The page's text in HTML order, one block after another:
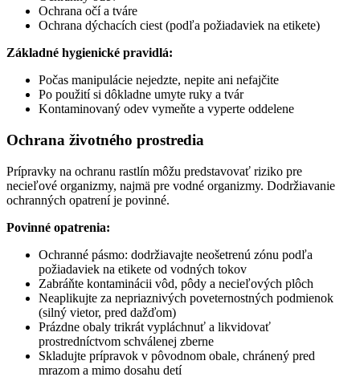
Ochrana očí a tváre
Ochrana dýchacích ciest (podľa požiadaviek na etikete)
Základné hygienické pravidlá:
Počas manipulácie nejedzte, nepite ani nefajčite
Po použití si dôkladne umyte ruky a tvár
Kontaminovaný odev vymeňte a vyperte oddelene
Ochrana životného prostredia
Prípravky na ochranu rastlín môžu predstavovať riziko pre
necieľové organizmy, najmä pre vodné organizmy. Dodržiavanie
ochranných opatrení je povinné.
Povinné opatrenia:
Ochranné pásmo: dodržiavajte neošetrenú zónu podľa
požiadaviek na etikete od vodných tokov
Zabráňte kontaminácii vôd, pôdy a necieľových plôch
Neaplikujte za nepriaznivých poveternostných podmienok
(silný vietor, pred dažďom)
Prázdne obaly trikrát vypláchnuť a likvidovať
prostredníctvom schválenej zberne
Skladujte prípravok v pôvodnom obale, chránený pred
mrazom a mimo dosahu detí